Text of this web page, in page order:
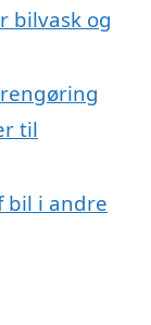
bilvask og
til
bil i andre